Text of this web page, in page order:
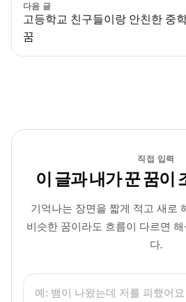
다음 글
고등학교 친구들이랑 안친한 중
꿈
직접 입력
이 글과 내가 꾼 꿈이
기억나는 장면을 짧게 적고 새로
비슷한 꿈이라도 흐름이 다르면
다.